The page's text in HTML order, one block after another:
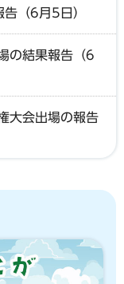
（6月5日）
の結果報告（6
大会出場の報告